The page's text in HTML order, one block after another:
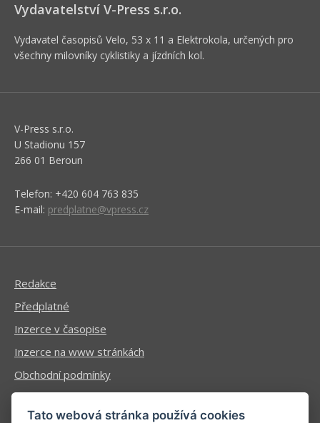
Vydavatelství V-Press s.r.o.
Vydavatel časopisů Velo, 53 x 11 a Elektrokola, určených pro
všechny milovníky cyklistiky a jízdních kol.
V-Press s.r.o.
U Stadionu 157
266 01 Beroun
Telefon: +420 604 763 835
E-mail: predplatne@vpress.cz
Redakce
Předplatné
Inzerce v časopise
Inzerce na www stránkách
Obchodní podmínky
Ochrana osobních údajů
Tato webová stránka používá cookies